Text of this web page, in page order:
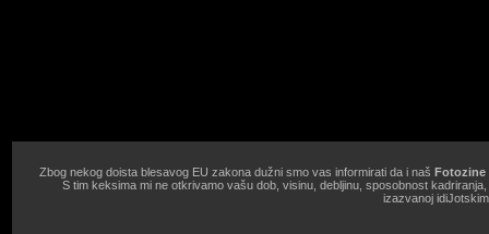
Zbog nekog doista blesavog EU zakona dužni smo vas informirati da i naš Fotozine
S tim keksima mi ne otkrivamo vašu dob, visinu, debljinu, sposobnost
izazvanoj